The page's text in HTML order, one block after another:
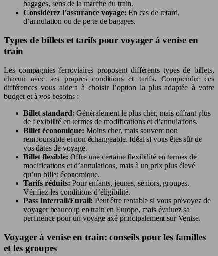
bagages, sens de la marche du train.
Considérez l’assurance voyage: En cas de retard,
d’annulation ou de perte de bagages.
Types de billets et tarifs pour voyager à venise en
train
Les compagnies ferroviaires proposent différents types de billets,
chacun avec ses propres conditions et tarifs. Comprendre ces
différences vous aidera à choisir l’option la plus adaptée à votre
budget et à vos besoins :
Billet standard: Généralement le plus cher, mais offrant plus
de flexibilité en termes de modifications et d’annulations.
Billet économique: Moins cher, mais souvent non
remboursable et non échangeable. Idéal si vous êtes sûr de
vos dates de voyage.
Billet flexible: Offre une certaine flexibilité en termes de
modifications et d’annulations, mais à un prix plus élevé
qu’un billet économique.
Tarifs réduits: Pour enfants, jeunes, seniors, groupes.
Vérifiez les conditions d’éligibilité.
Pass Interrail/Eurail: Peut être rentable si vous prévoyez de
voyager beaucoup en train en Europe, mais évaluez sa
pertinence pour un voyage axé principalement sur Venise.
Voyager à venise en train: conseils pour les familles
et les groupes